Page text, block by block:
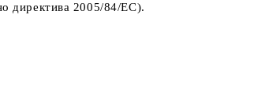
директива 2005/84/ЕС).